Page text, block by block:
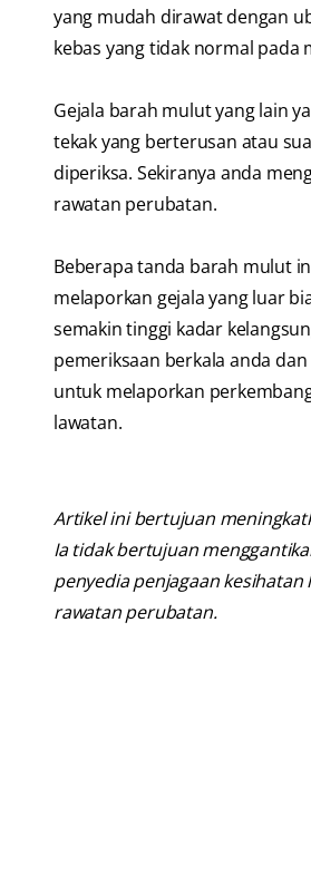
yang mudah dirawat dengan
kebas yang tidak normal pada
Gejala barah mulut yang lain
tekak yang berterusan atau
diperiksa. Sekiranya anda
rawatan perubatan.
Beberapa tanda barah mulut
melaporkan gejala yang luar
semakin tinggi kadar
pemeriksaan berkala anda
untuk melaporkan
lawatan.
Artikel ini bertujuan
Ia tidak bertujuan
penyedia penjagaan
rawatan perubatan.